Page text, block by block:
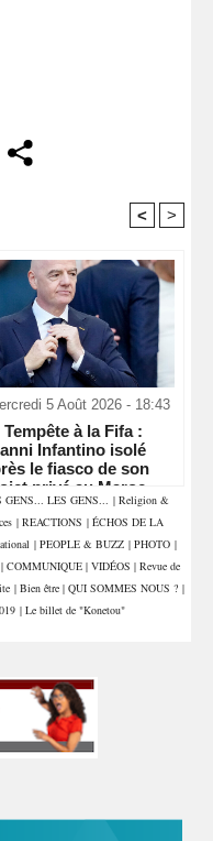
< >
5 Août 2026 - 18:43
Tempête à la Fifa :
Infantino isolé
le fiasco de son
privé au Maroc
GENS... LES GENS... | Religion &
| REACTIONS | ÉCHOS DE LA
| PEOPLE & BUZZ | PHOTO |
| COMMUNIQUE | VIDÉOS | Revue de
| Bien être | QUI SOMMES NOUS ? |
| Le billet de "Konetou"